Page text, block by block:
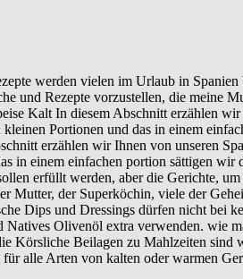
werden vielen im Urlaub in
und Rezepte vorzustellen, die meine
Kalt In diesem Abschnitt erzählen
Portionen und das in einem
erzählen wir Ihnen von unseren
in einem einfachen portion sättigen wir
erfüllt werden, aber die Gerichte,
Mutter, der Superköchin, viele der
Dips und Dressings dürfen nicht bei
Olivenöl extra verwenden. wie
Körsliche Beilagen zu Mahlzeiten sind
alle Arten von kalten oder warmen